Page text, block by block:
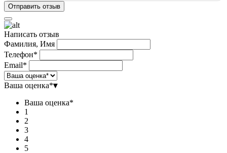
Написать отзыв
Фамилия, Имя
Телефон*
Email*
Ваша оценка*▾
Ваша оценка*
1
2
3
4
5